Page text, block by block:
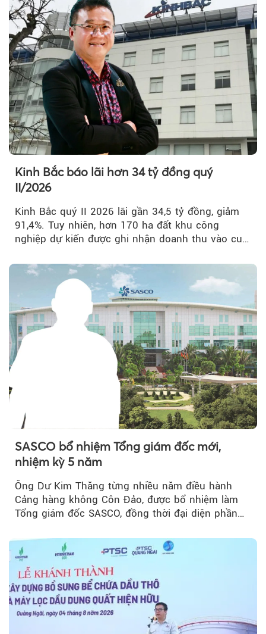
Kinh Bắc báo lãi hơn 34 tỷ đồng quý
II/2026
Kinh Bắc quý II 2026 lãi gần 34,5 tỷ đồng, giảm
91,4%. Tuy nhiên, hơn 170 ha đất khu công
nghiệp dự kiến được ghi nhận doanh thu vào cuối
SASCO bổ nhiệm Tổng giám đốc mới,
nhiệm kỳ 5 năm
Ông Dư Kim Thăng từng nhiều năm điều hành
Cảng hàng không Côn Đảo, được bổ nhiệm làm
Tổng giám đốc SASCO, đồng thời đại diện phần